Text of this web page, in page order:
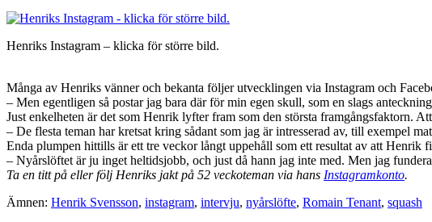
Henriks Instagram – klicka för större bild.
Många av Henriks vänner och bekanta följer utvecklingen via Instagram och
– Men egentligen så postar jag bara där för min egen skull, som en slags
Just enkelheten är det som Henrik lyfter fram som den största framgångsfaktorn.
– De flesta teman har kretsat kring sådant som jag är intresserad av, till exempel
Enda plumpen hittills är ett tre veckor långt uppehåll som ett resultat av att
– Nyårslöftet är ju inget heltidsjobb, och just då hann jag inte med. Men jag
Ta en titt på eller följ Henriks jakt på 52 veckoteman via hans Instagramkonto.
Ämnen: Henrik Svensson, instagram, intervju, nyårslöfte, Romain Tenant, squash